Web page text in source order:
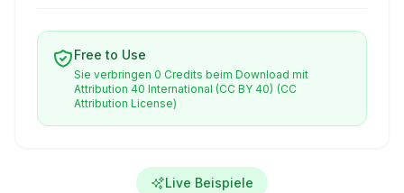
Free to Use
Sie verbringen 0 Credits beim Download mit
Attribution 40 International (CC BY 40) (CC
Attribution License)
Live Beispiele